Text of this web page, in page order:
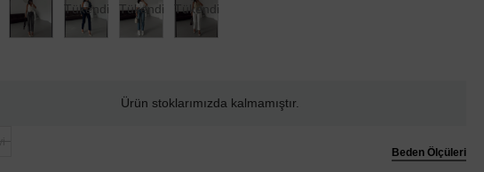
Tükendi Tükendi Tükendi
Ürün stoklarımızda kalmamıştır.
Beden Ölçüleri